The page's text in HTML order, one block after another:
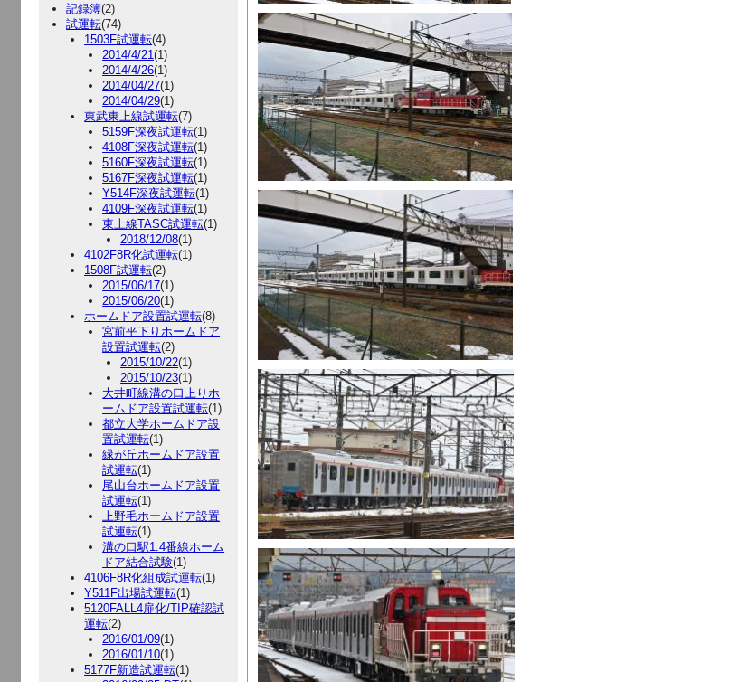
記録簿(2)
試運転(74)
1503F試運転(4)
2014/4/21(1)
2014/4/26(1)
2014/04/27(1)
2014/04/29(1)
東武東上線試運転(7)
5159F深夜試運転(1)
4108F深夜試運転(1)
5160F深夜試運転(1)
5167F深夜試運転(1)
Y514F深夜試運転(1)
4109F深夜試運転(1)
東上線TASC試運転(1)
2018/12/08(1)
4102F8R化試運転(1)
1508F試運転(2)
2015/06/17(1)
2015/06/20(1)
ホームドア設置試運転(8)
宮前平下りホームドア
設置試運転(2)
2015/10/22(1)
2015/10/23(1)
大井町線溝の口上りホ
ームドア設置試運転(1)
都立大学ホームドア設
置試運転(1)
緑が丘ホームドア設置
試運転(1)
尾山台ホームドア設置
試運転(1)
上野毛ホームドア設置
試運転(1)
溝の口駅1.4番線ホーム
ドア結合試験(1)
4106F8R化組成試運転(1)
Y511F出場試運転(1)
5120FALL4扉化/TIP確認試
運転(2)
2016/01/09(1)
2016/01/10(1)
5177F新造試運転(1)